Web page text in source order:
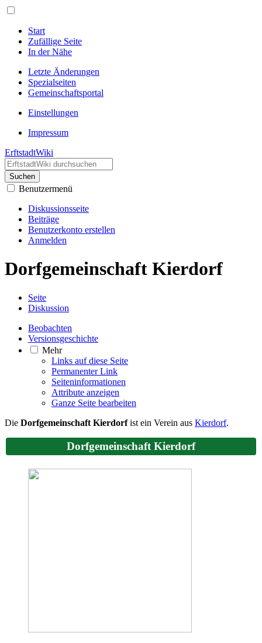
Start
Zufällige Seite
In der Nähe
Letzte Änderungen
Spezialseiten
Gemeinschafts­portal
Einstellungen
Impressum
ErftstadtWiki
Suchen
Benutzermenü
Diskussionsseite
Beiträge
Benutzerkonto erstellen
Anmelden
Dorfgemeinschaft Kierdorf
Seite
Diskussion
Beobachten
Versionsgeschichte
Mehr
Links auf diese Seite
Permanenter Link
Seiten­­informationen
Attribute anzeigen
Ganze Seite bearbeiten
Die Dorfgemeinschaft Kierdorfist ein Verein aus Kierdorf.
Dorfgemeinschaft Kierdorf